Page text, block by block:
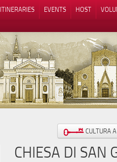
ITINERARIES EVENTS HOST
CULTURA
CHIESA DI SAN
Your Privacy